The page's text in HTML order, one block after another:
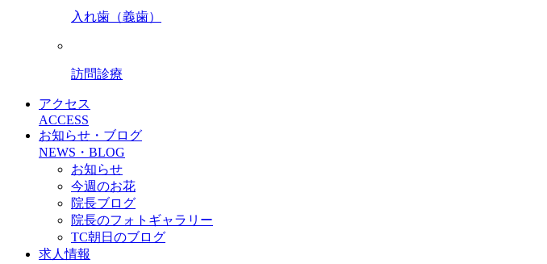
入れ歯（義歯）
訪問診療
アクセス
ACCESS
お知らせ・ブログ
NEWS・BLOG
お知らせ
今週のお花
院長ブログ
院長のフォトギャラリー
TC朝日のブログ
求人情報